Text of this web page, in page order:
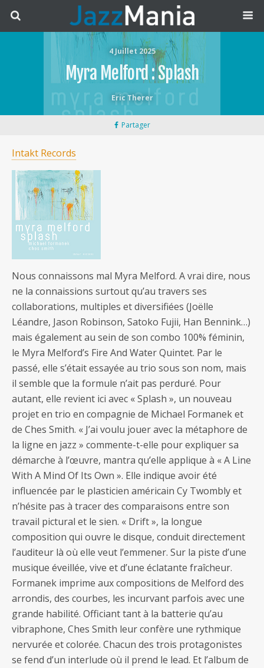
4 Juillet 2025
Myra Melford : Splash
Eric Therer
Partager
Intakt Records
Nous connaissons mal Myra Melford. A vrai dire, nous
ne la connaissions surtout qu’au travers ses
collaborations, multiples et diversifiées (Joëlle
Léandre, Jason Robinson, Satoko Fujii, Han Bennink…)
mais également au sein de son combo 100% féminin,
le Myra Melford’s Fire And Water Quintet. Par le
passé, elle s’était essayée au trio sous son nom, mais
il semble que la formule n’ait pas perduré. Pour
autant, elle revient ici avec « Splash », un nouveau
projet en trio en compagnie de Michael Formanek et
de Ches Smith. « J’ai voulu jouer avec la métaphore de
la ligne en jazz » commente-t-elle pour expliquer sa
démarche à l’œuvre, mantra qu’elle applique à « A Line
With A Mind Of Its Own ». Elle indique avoir été
influencée par le plasticien américain Cy Twombly et
n’hésite pas à tracer des comparaisons entre son
travail pictural et le sien. « Drift », la longue
composition qui ouvre le disque, conduit directement
l’auditeur là où elle veut l’emmener. Sur la piste d’une
musique éveillée, vive et d’une éclatante fraîcheur.
Formanek imprime aux compositions de Melford des
arrondis, des courbes, les incurvant parfois avec une
grande habilité. Officiant tant à la batterie qu’au
vibraphone, Ches Smith leur confère une rythmique
nervurée et colorée. Chacun des trois protagonistes
se fend d’un interlude où il prend le lead. Et l’album de